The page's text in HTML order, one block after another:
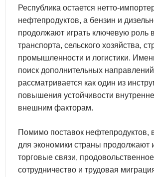
Республика остается нетто-
нефтепродуктов, а бензин и
продолжают играть ключевую роль
транспорта, сельского хозяйства,
промышленности и логистики.
поиск дополнительных
рассматривается как один из
повышения устойчивости
внешним факторам.
Помимо поставок нефтепродуктов,
для экономики страны продолжают
торговые связи, продовольственное
сотрудничество и трудовая